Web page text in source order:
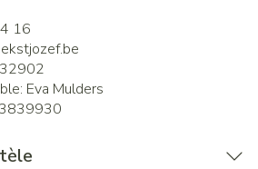
16
Eva Mulders